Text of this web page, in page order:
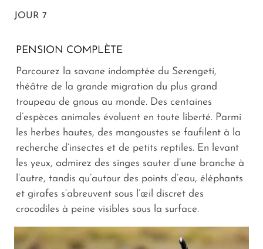
JOUR 7
PENSION COMPLÈTE
Parcourez la savane indomptée du Serengeti,
théâtre de la grande migration du plus grand
troupeau de gnous au monde. Des centaines
d’espèces animales évoluent en toute liberté. Parmi
les herbes hautes, des mangoustes se faufilent à la
recherche d’insectes et de petits reptiles. En levant
les yeux, admirez des singes sauter d’une branche à
l’autre, tandis qu’autour des points d’eau, éléphants
et girafes s’abreuvent sous l’œil discret des
crocodiles à peine visibles sous la surface.